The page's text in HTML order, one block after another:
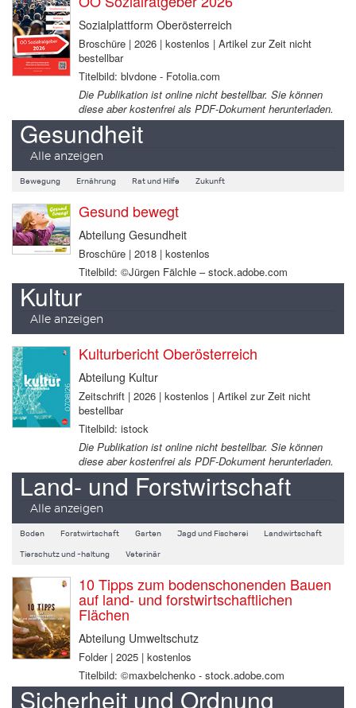
Sozialplattform Oberösterreich
Broschüre | 2026 | kostenlos | Artikel zur Zeit nicht
bestellbar
Titelbild: blvdone - Fotolia.com
Die Publikation ist online nicht bestellbar. Sie können
diese aber kostenfrei als PDF-Dokument herunterladen.
Gesundheit
Alle anzeigen
Bewegung Ernährung Rat und Hilfe Zukunft
Gesund bewegt
Abteilung Gesundheit
Broschüre | 2018 | kostenlos
Titelbild: ©Jürgen Fälchle – stock.adobe.com
Kultur
Alle anzeigen
Kulturbericht Oberösterreich
Abteilung Kultur
Zeitschrift | 2026 | kostenlos | Artikel zur Zeit nicht
bestellbar
Titelbild: istock
Die Publikation ist online nicht bestellbar. Sie können
diese aber kostenfrei als PDF-Dokument herunterladen.
Land- und Forstwirtschaft
Alle anzeigen
Boden Forstwirtschaft Garten Jagd und Fischerei Landwirtschaft
Tierschutz und -haltung Veterinär
10 Tipps zum bodenschonenden Bauen
auf land- und forstwirtschaftlichen
Flächen
Abteilung Umweltschutz
Folder | 2025 | kostenlos
Titelbild: ©maxbelchenko - stock.adobe.com
Sicherheit und Ordnung